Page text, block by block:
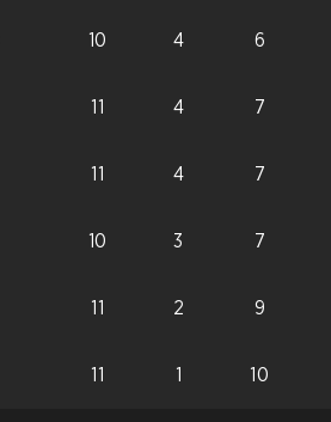
10 4 6
11 4 7
11 4 7
10 3 7
11 2 9
11 1 10